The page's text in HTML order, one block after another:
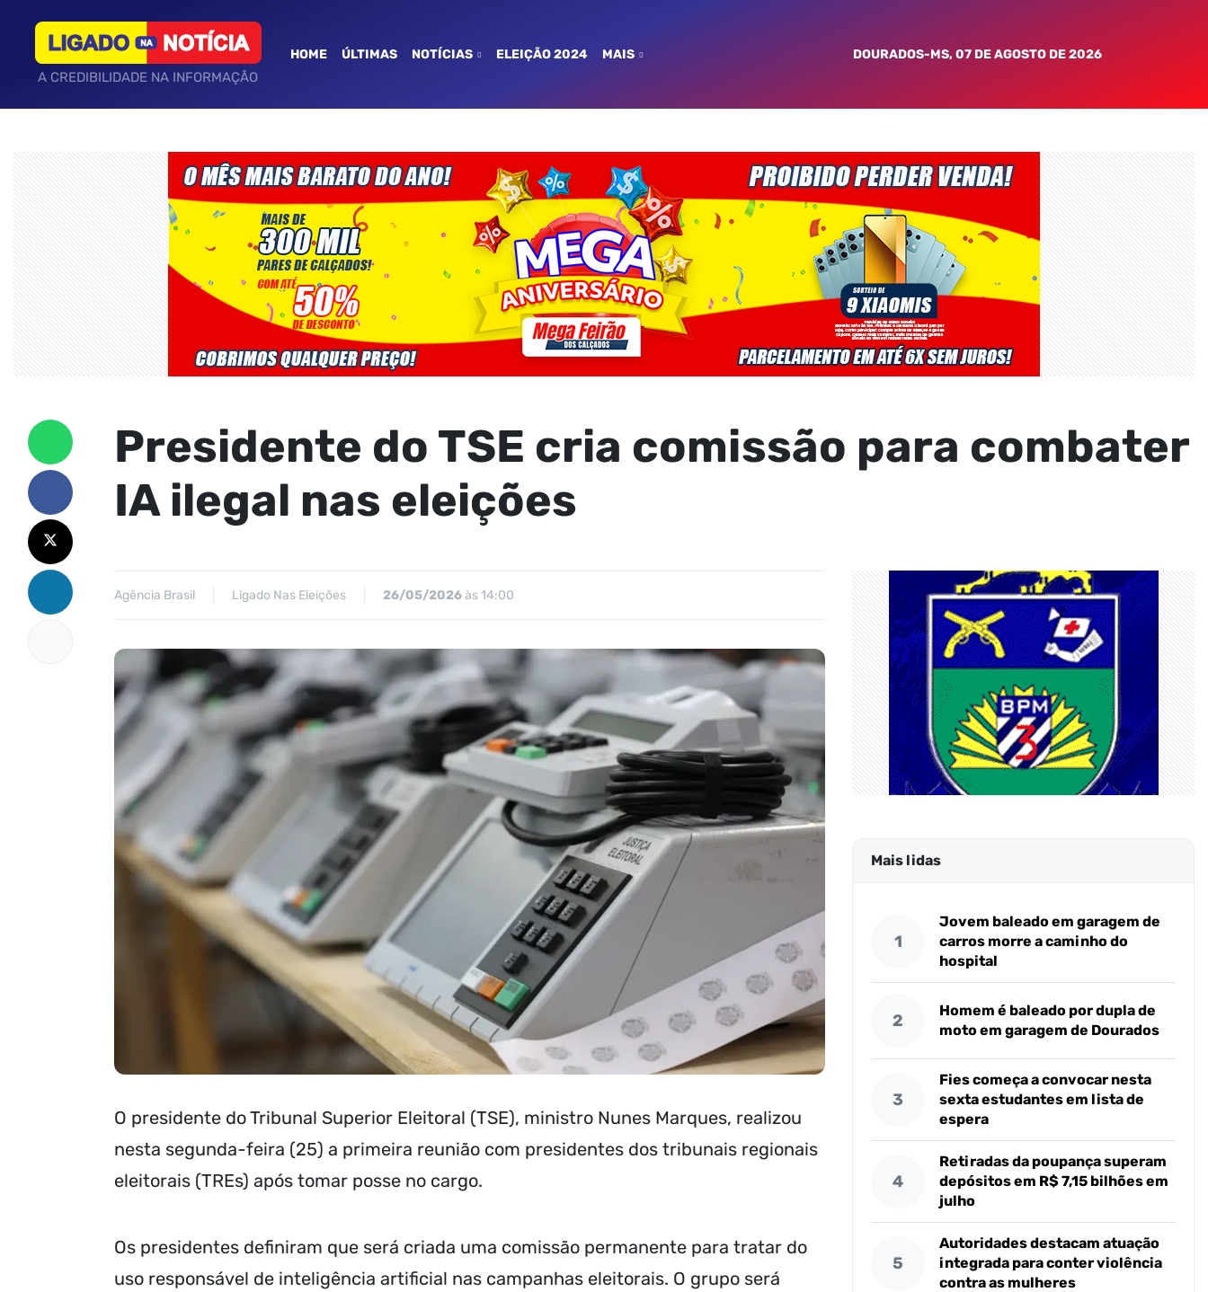
A CREDIBILIDADE NA INFORMAÇÃO
HOME ÚLTIMAS NOTÍCIAS ELEIÇÃO 2024 MAIS DOURADOS-MS, 07 DE AGOSTO DE 2026
Presidente do TSE cria comissão para combater
IA ilegal nas eleições
Agência Brasil Ligado Nas Eleições 26/05/2026às 14:00
O presidente do Tribunal Superior Eleitoral (TSE), ministro Nunes Marques, realizou
nesta segunda-feira (25) a primeira reunião com presidentes dos tribunais regionais
eleitorais (TREs) após tomar posse no cargo.
Os presidentes definiram que será criada uma comissão permanente para tratar do
uso responsável de inteligência artificial nas campanhas eleitorais. O grupo será
Mais lidas
1
Jovem baleado em garagem de
carros morre a caminho do
hospital
2
Homem é baleado por dupla de
moto em garagem de Dourados
3
Fies começa a convocar nesta
sexta estudantes em lista de
espera
4
Retiradas da poupança superam
depósitos em R$ 7,15 bilhões em
julho
5
Autoridades destacam atuação
integrada para conter violência
contra as mulheres